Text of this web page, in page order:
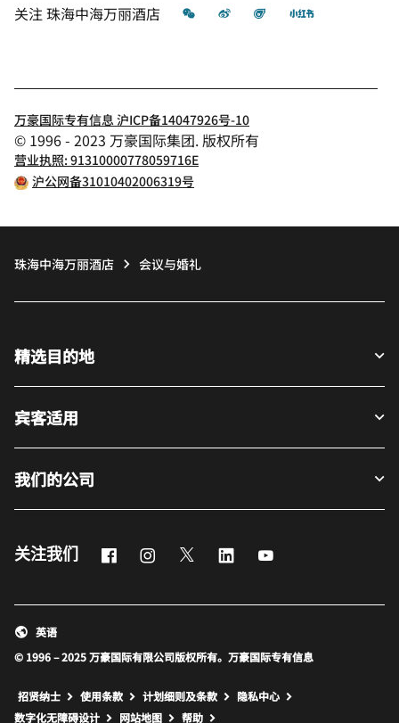
关注珠海中海万丽酒店 微信 微博 飞猪 小红书
万豪国际专有信息 沪ICP备14047926号-10
© 1996 - 2023 万豪国际集团. 版权所有
营业执照: 91310000778059716E
沪公网备31010402006319号
珠海中海万丽酒店 会议与婚礼
精选目的地
宾客适用
我们的公司
关注我们 FacebookInstagram
Twitter LinkedIn
© 1996 – 2025 万豪国际有限公司版权所有。万豪国际专有信息
英语
招贤纳士 使用条款 计划细则及条款
隐私中心
数字化无障碍设计
网站地图 打开新窗口
帮助